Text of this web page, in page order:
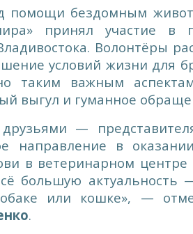
помощи бездомным
принял участие в
Волонтёры
условий жизни для
таким важным
выгул и гуманное
—
направление в
в ветеринарном центре
большую
или кошке», —
.